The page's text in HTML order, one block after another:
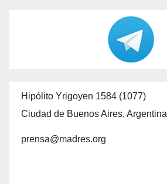
Hipólito Yrigoyen 1584 (1077)
Ciudad de Buenos Aires, Argentina
prensa@madres.org